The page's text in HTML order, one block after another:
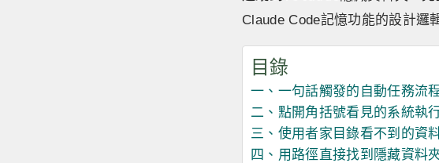
Claude Code記憶功能的設計邏
目錄
一、一句話觸發的自動任務流
二、點開角括號看見的系統執
三、使用者家目錄看不到的資
四、用路徑直接找到隱藏資料